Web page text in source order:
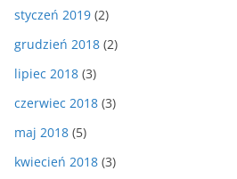
styczeń 2019 (2)
grudzień 2018 (2)
lipiec 2018 (3)
czerwiec 2018 (3)
maj 2018 (5)
kwiecień 2018 (3)